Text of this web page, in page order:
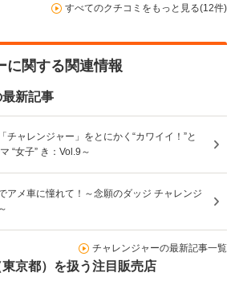
すべてのクチコミをもっと見る(12件)
に関する関連情報
新記事
チャレンジャー」をとにかく“カワイイ！”と
“女子” き：Vol.9～
アメ車に憧れて！～念願のダッジ チャレンジ
チャレンジャーの最新記事一覧
京都）を扱う注目販売店